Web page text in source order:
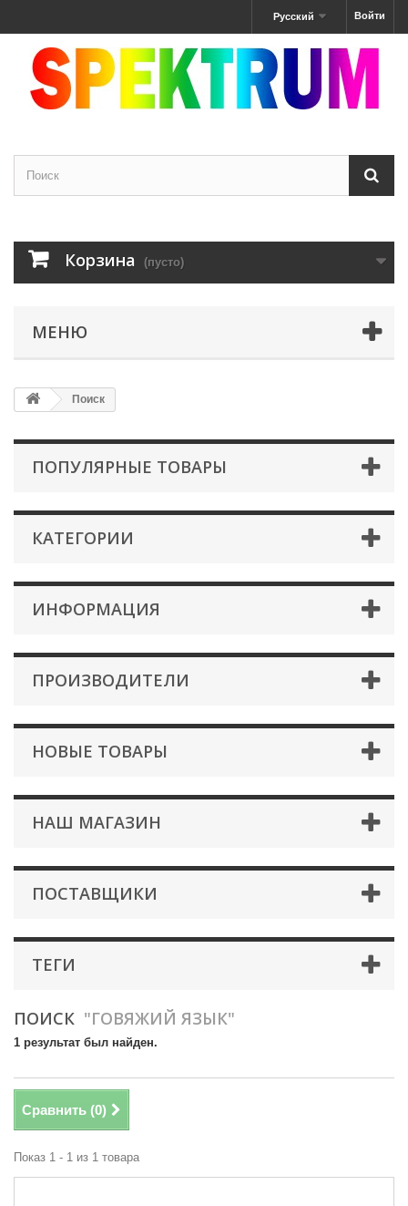
Войти
Русский
Корзина (пусто)
МЕНЮ
Поиск
ПОПУЛЯРНЫЕ ТОВАРЫ
КАТЕГОРИИ
ИНФОРМАЦИЯ
ПРОИЗВОДИТЕЛИ
НОВЫЕ ТОВАРЫ
НАШ МАГАЗИН
ПОСТАВЩИКИ
ТЕГИ
ПОИСК "ГОВЯЖИЙ ЯЗЫК"
1 результат был найден.
Сравнить (0)
Показ 1 - 1 из 1 товара